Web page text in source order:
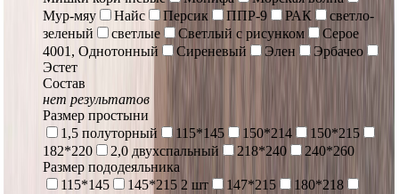
Мур-мяу
Найс Персик ППР-9 РАК
светло-
зеленый
светлые Светлый с рисунком
Серое
4001, Однотонный
Сиреневый Элен
Эрбачео
Эстет
Состав
нет результатов
Размер простыни
1,5 полуторный
115*145 150*214
150*215
182*220
2,0 двухспальный 218*240
240*260
Размер пододеяльника
115*145
145*215 2 шт 147*215
180*218